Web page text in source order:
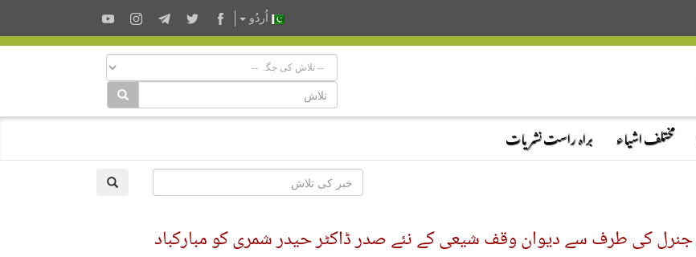
اُردُو
مختلف اشیاء براہ راست نشریات
کی طرف سے دیوان وقف شیعی کے نئے صدر ڈاکٹر حیدر شمری کو مبارکباد